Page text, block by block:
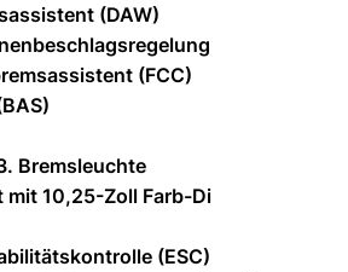
(DAW)
(FCC)
Bremsleuchte
mit 10,25-Zoll Farb-Di
(ESC)